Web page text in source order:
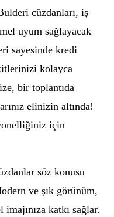
cüzdanları, iş
uyum sağlayacak
sayesinde kredi
kolayca
bir toplantıda
elinizin altında!
için
söz konusu
ve şık görünüm,
katkı sağlar.